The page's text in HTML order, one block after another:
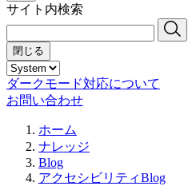
サイト内検索
閉じる
ダークモード対応について
お問い合わせ
ホーム
ナレッジ
Blog
アクセシビリティBlog